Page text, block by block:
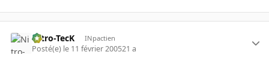
Nitro-TecK INpactien
Posté(e) le 11 février 200521 a